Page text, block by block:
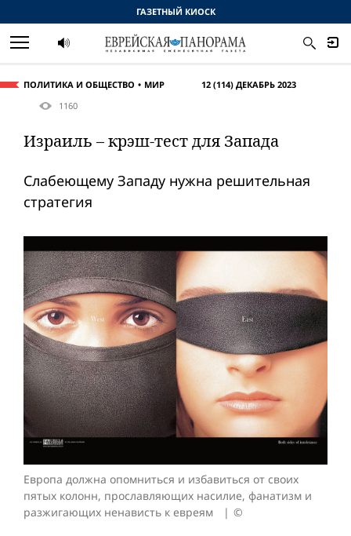
ПОЛИТИКА И ОБЩЕСТВО МИР
12 (114) ДЕКАБРЬ 2023
1160
Израиль – крэш-тест для Запада
Слабеющему Западу нужна решительная
стратегия
Европа должна опомниться и избавиться от своих
пятых колонн, прославляющих насилие, фанатизм и
разжигающих ненависть к евреям
©
ГАЗЕТНЫЙ КИОСК